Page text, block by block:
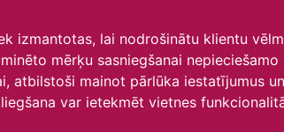
izmantotas, lai nodrošinātu klientu
mērķu sasniegšanai
atbilstoši mainot pārlūka iestatījumus
var ietekmēt vietnes